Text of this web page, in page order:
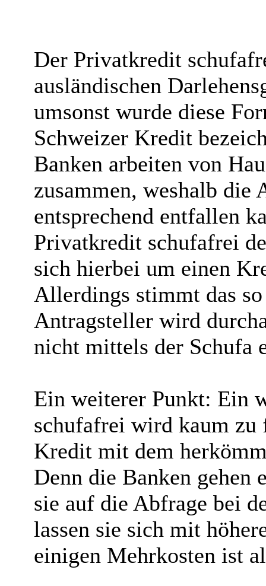
Der Privatkredit
ausländischen
umsonst wurde diese
Schweizer Kredit
Banken arbeiten von
zusammen, weshalb die
entsprechend entfallen
Privatkredit schufafrei
sich hierbei um einen
Allerdings stimmt das
Antragsteller wird
nicht mittels der Schufa
Ein weiterer Punkt: Ein
schufafrei wird kaum zu
Kredit mit dem
Denn die Banken gehen
sie auf die Abfrage bei
lassen sie sich mit
einigen Mehrkosten ist